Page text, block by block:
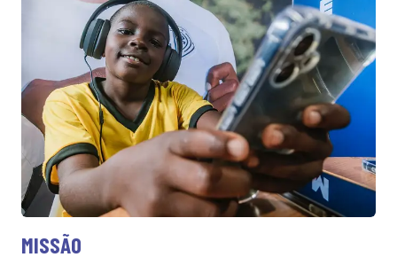
MISSÃO